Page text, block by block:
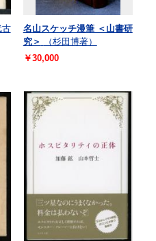
古
名山スケッチ漫筆 ＜山書研
究＞
（杉田博著）
￥30,000